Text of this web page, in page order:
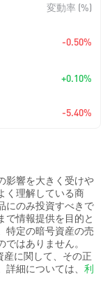
変動率 (%)
-0.50%
+0.10%
-5.40%
影響を大きく受けや
く理解している商
にのみ投資すべきで
で情報提供を目的と
特定の暗号資産の売
はありません。
産に関して、その正
細については、 利